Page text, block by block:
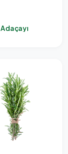
Adaçayı